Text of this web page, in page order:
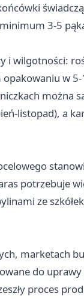
3-5
i wilgotności:
w 5-
można
listopad), a
potrzebuje
ze
marketach
do
proces